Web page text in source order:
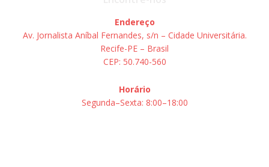
Endereço
Av. Jornalista Aníbal Fernandes, s/n – Cidade Universitária.
Recife-PE – Brasil
CEP: 50.740-560
Horário
Segunda–Sexta: 8:00–18:00